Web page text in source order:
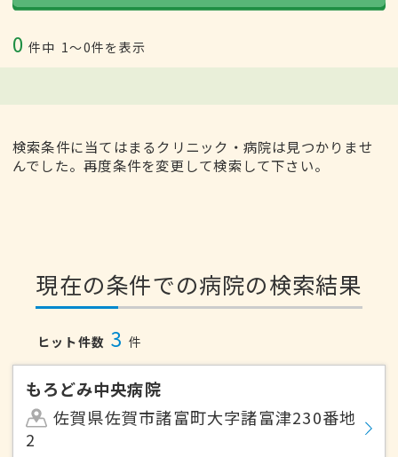
0 件中 1〜0件を表示
検索条件に当てはまるクリニック・病院は見つかりませ
んでした。再度条件を変更して検索して下さい。
現在の条件での病院の検索結果
ヒット件数 3 件
もろどみ中央病院
佐賀県佐賀市諸富町大字諸富津230番地
2